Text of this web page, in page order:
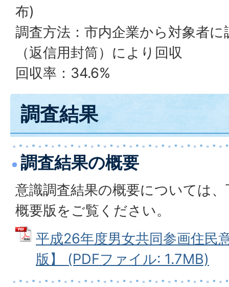
布)
調査方法：市内企業から対象者
（返信用封筒）により回収
回収率：34.6%
調査結果
調査結果の概要
意識調査結果の概要については
概要版をご覧ください。
平成26年度男女共同参画住民
版】 (PDFファイル: 1.7MB)